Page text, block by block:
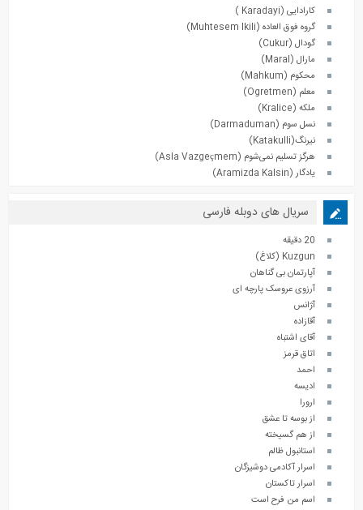
کارادایی (Karadayi )
گروه فوق العاده (Muhtesem Ikili)
گودال (Cukur)
مارال (Maral)
محکوم (Mahkum)
معلم (Ogretmen)
ملکه (Kralice)
نسل سوم (Darmaduman)
نیرنگ(Katakulli)
هرگز تسلیم نمی‌شوم (Asla Vazgeçmem)
یادگار (Aramizda Kalsin)
سریال های دوبله فارسی
20 دقیقه
Kuzgun (کلاغ)
آپارتمان بی گناهان
آرزوی عروسک پارچه ای
آژانس
آقازاده
آقای اشتباه
اتاق قرمز
احمد
ادیسه
ارورا
از بوسه تا عشق
از هم گسیخته
استانبول ظالم
اسرار آکادمی دوشیزگان
اسرار تاکستان
اسم من فرح است